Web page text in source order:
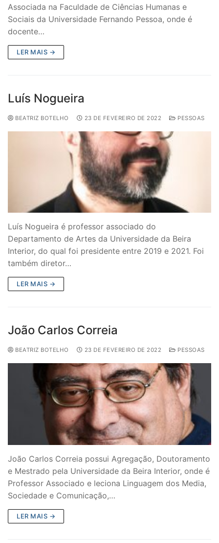
Associada na Faculdade de Ciências Humanas e
Sociais da Universidade Fernando Pessoa, onde é
docente…
LER MAIS →
Luís Nogueira
BEATRIZ BOTELHO 23 DE FEVEREIRO DE 2022 PESSOAS
Luís Nogueira é professor associado do
Departamento de Artes da Universidade da Beira
Interior, do qual foi presidente entre 2019 e 2021. Foi
também diretor…
LER MAIS →
João Carlos Correia
BEATRIZ BOTELHO 23 DE FEVEREIRO DE 2022 PESSOAS
João Carlos Correia possui Agregação, Doutoramento
e Mestrado pela Universidade da Beira Interior, onde é
Professor Associado e leciona Linguagem dos Media,
Sociedade e Comunicação,…
LER MAIS →